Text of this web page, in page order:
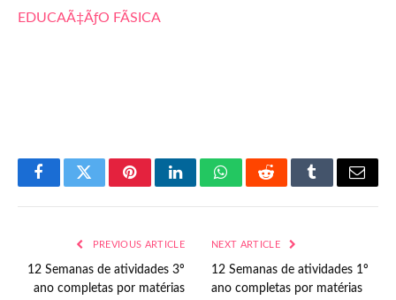
EDUCAÃ‡ÃƒO FÃSICA
FacebookTwitterPinterestLinkedInWhatsAppRedditTumblrEmail
PREVIOUS ARTICLE
12 Semanas de atividades 3º
ano completas por matérias
NEXT ARTICLE
12 Semanas de atividades 1º
ano completas por matérias